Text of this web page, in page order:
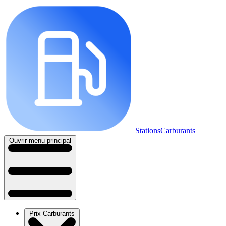
StationsCarburants
Ouvrir menu principal
Prix Carburants